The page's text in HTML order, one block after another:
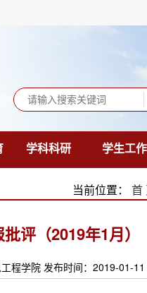
学科科研 学生工作
当前位置： 首
评（2019年1月）
程学院 发布时间：2019-01-11